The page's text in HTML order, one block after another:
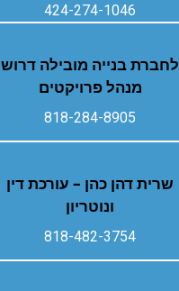
424-274-1046
לחברת בנייה מובילה דרוש
מנהל פרויקטים
818-284-8905
שרית דהן כהן – עורכת דין
ונוטריון
818-482-3754